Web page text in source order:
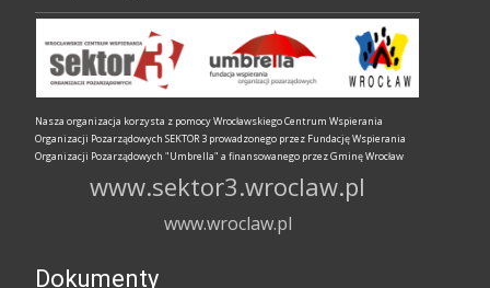
Nasza organizacja korzysta z pomocy Wrocławskiego Centrum Wspierania
Organizacji Pozarządowych SEKTOR 3 prowadzonego przez Fundację Wspierania
Organizacji Pozarządowych "Umbrella" a finansowanego przez Gminę Wrocław
www.sektor3.wroclaw.pl
www.wroclaw.pl
Dokumenty